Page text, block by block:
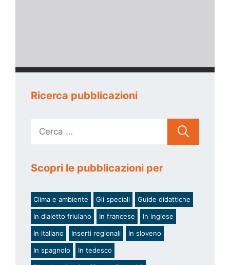
Ricerca pubblicazioni
per:
Scopri le pubblicazioni per
Clima e ambiente Gli speciali Guide didattiche
In dialetto friulano In francese In inglese
In italiano Inserti regionali In sloveno
In spagnolo In tedesco